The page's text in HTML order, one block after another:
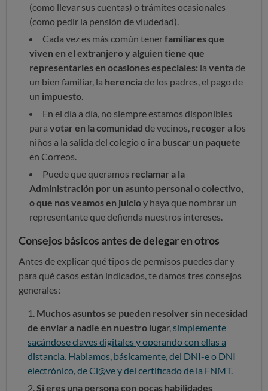
(como llevar sus cuentas) o trámites ocasionales
(como pedir la pensión de viudedad).
Cada vez es más común tenerfamiliares que
viven en el extranjero y alguien tiene que
representarles en ocasiones especiales: la ventade
un bien familiar, la herenciade los padres, el pago de
un impuesto
En el día a día, no siempre estamos disponibles
para votar en la comunidad de vecinos, recoger a los
niños a la salida del colegio o ir a buscar un paquete
en Correos.
Puede que queramos reclamar a la
Administración por un asunto personal o colectivo,
o que nos veamos en juicioy haya que nombrar un
representante que defienda nuestros intereses.
Consejos básicos antes de delegar en otros
Antes de explicar qué tipos de permisos puedes dar y
para qué casos están indicados, te damos tres consejos
generales:
Muchos asuntos se pueden resolver sin necesidad
de enviar a nadie en nuestro lugar, simplemente
sacándose claves digitales y operando con ellas a
distancia. Hablamos, básicamente, del DNI-e o DNI
electrónico, de Cl@ve y del certificado de la FNMT.
Si eres una persona con pocas habilidades